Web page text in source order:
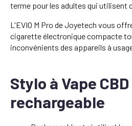
terme pour les adultes qui utilisent
L'EVIO M Pro de Joyetech vous
cigarette électronique compacte
inconvénients des appareils à
Stylo à Vape CBD
rechargeable